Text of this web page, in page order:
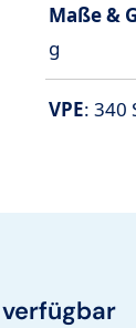
Maße &
g
VPE: 340